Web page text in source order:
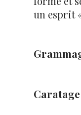
un esprit
Caratage